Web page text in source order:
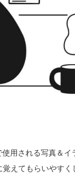
用される写真＆イ
えてもらいやすく